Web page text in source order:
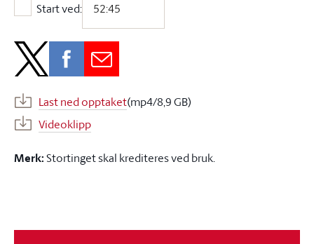
Start ved:
Start ved:
Last ned opptaket(mp4/8,9 GB)
Videoklipp
Merk:Stortinget skal krediteres ved bruk.